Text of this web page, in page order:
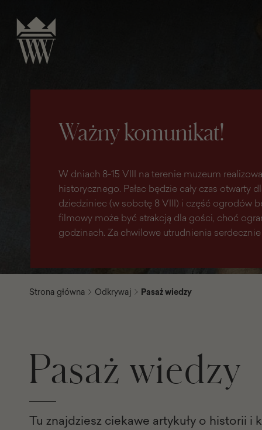
Ważny komunikat!
W dniach 8-15 VIII na terenie muzeum
historycznego. Pałac będzie cały czas otwarty
dziedziniec (w sobotę 8 VIII) i część ogrodów
filmowy może być atrakcją dla gości, choć
godzinach. Za chwilowe utrudnienia serdecznie
Strona główna Odkrywaj Pasaż wiedzy
Pasaż wiedzy
Tu znajdziesz ciekawe artykuły o historii i